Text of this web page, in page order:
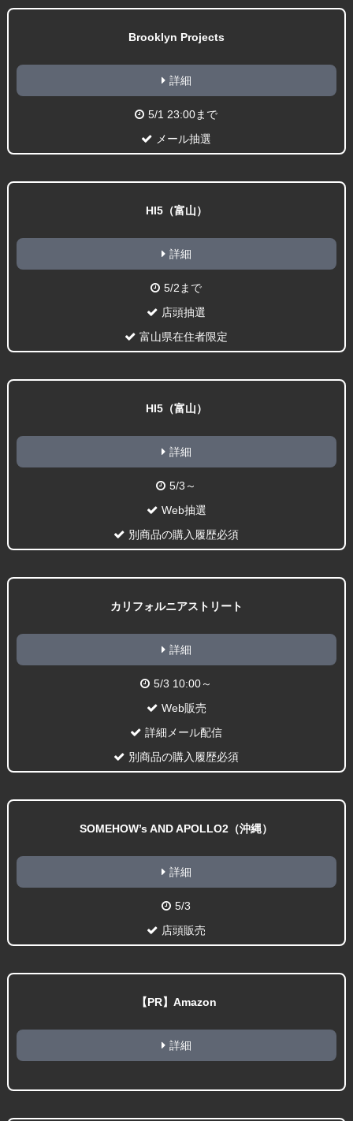
Brooklyn Projects
詳細
5/1 23:00まで
メール抽選
HI5（富山）
詳細
5/2まで
店頭抽選
富山県在住者限定
HI5（富山）
詳細
5/3～
Web抽選
別商品の購入履歴必須
カリフォルニアストリート
詳細
5/3 10:00～
Web販売
詳細メール配信
別商品の購入履歴必須
SOMEHOW’s AND APOLLO2（沖縄）
詳細
5/3
店頭販売
【PR】Amazon
詳細